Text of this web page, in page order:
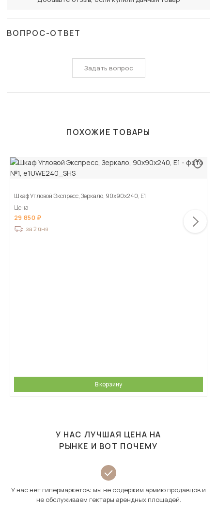
ВОПРОС-ОТВЕТ
Задать вопрос
ПОХОЖИЕ ТОВАРЫ
Шкаф Угловой Экспресс, Зеркало, 90х90х240, Е1
Цена
29 850
за 2 дня
В корзину
У НАС ЛУЧШАЯ ЦЕНА НА
РЫНКЕ И ВОТ ПОЧЕМУ
У нас нет гипермаркетов: мы не содержим армию продавцов и
не обслуживаем гектары арендных площадей.